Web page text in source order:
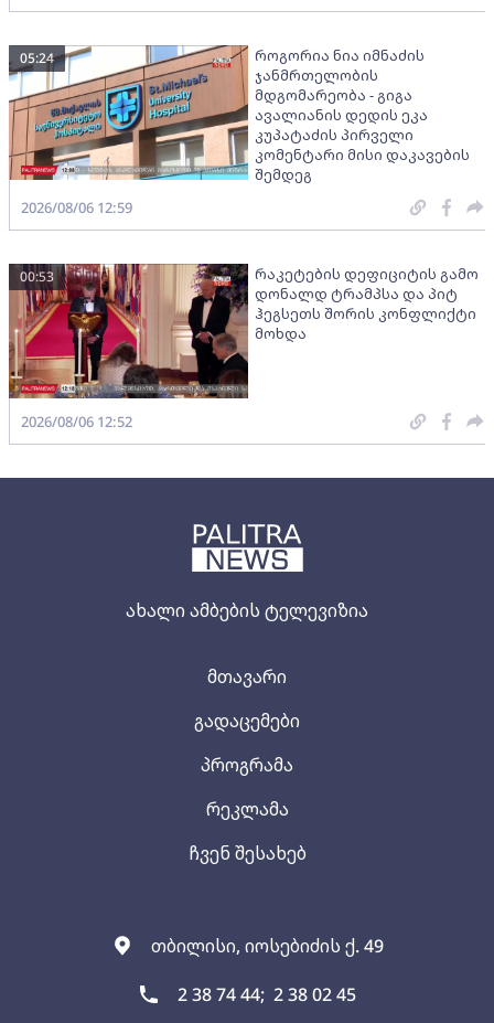
ახალი ამბების ტელევიზია
თბილისი, იოსებიძის ქ. 49
2 38 74 44; 2 38 02 45
მთავარი
გადაცემები
პროგრამა
რეკლამა
ჩვენ შესახებ
როგორია ნია იმნაძის
ჯანმრთელობის
მდგომარეობა - გიგა
ავალიანის დედის ეკა
კუპატაძის პირველი
კომენტარი მისი დაკავების
შემდეგ
05:24
2026/08/06 12:59
რაკეტების დეფიციტის გამო
დონალდ ტრამპსა და პიტ
ჰეგსეთს შორის კონფლიქტი
მოხდა
00:53
2026/08/06 12:52